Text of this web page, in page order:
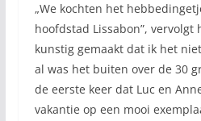
„We kochten het
hoofdstad Lissabon”, vervolgt
kunstig gemaakt dat ik het
al was het buiten over de 30
de eerste keer dat Luc en
vakantie op een mooi